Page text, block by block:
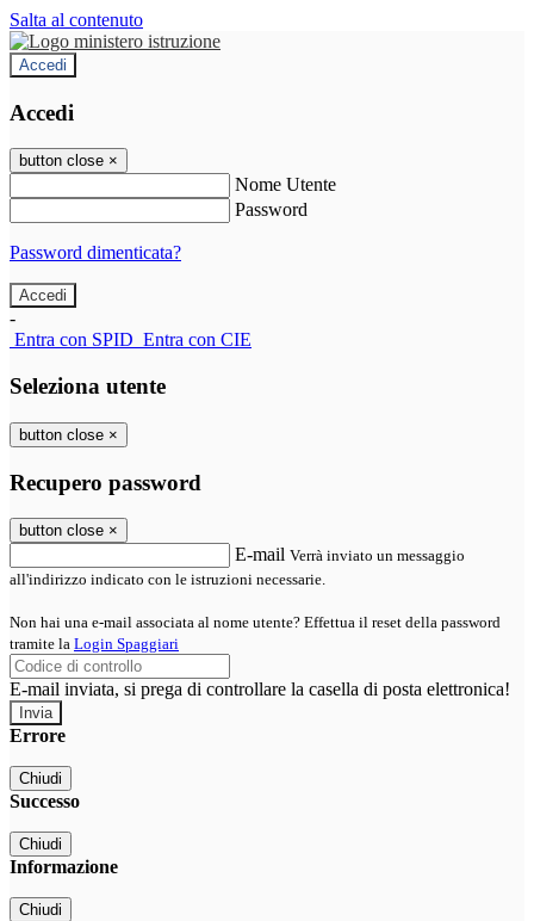
Salta al contenuto
Accedi
Accedi
button close ×
Nome Utente
Password
Password dimenticata?
-
Entra con SPID Entra con CIE
Seleziona utente
button close ×
Recupero password
button close ×
E-mail Verrà inviato un messaggio
all'indirizzo indicato con le istruzioni necessarie.
Non hai una e-mail associata al nome utente? Effettua il reset della password
tramite la Login Spaggiari
E-mail inviata, si prega di controllare la casella di posta elettronica!
Errore
Chiudi
Successo
Chiudi
Informazione
Chiudi